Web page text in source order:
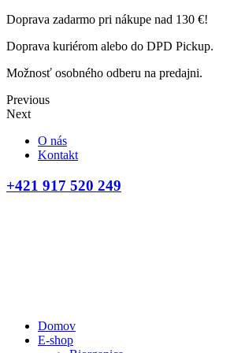
Doprava zadarmo pri nákupe nad 130 €!
Doprava kuriérom alebo do DPD Pickup.
Možnosť osobného odberu na predajni.
Previous
Next
O nás
Kontakt
+421 917 520 249
Domov
E-shop